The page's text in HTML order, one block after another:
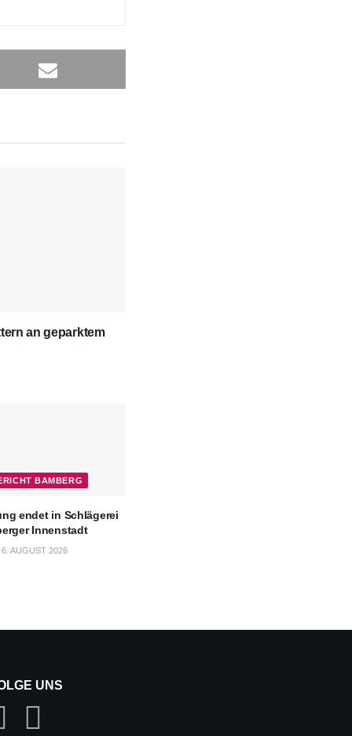
an geparktem
BAMBERG
endet in Schlägerei
Innenstadt
AUGUST 2026
UNS